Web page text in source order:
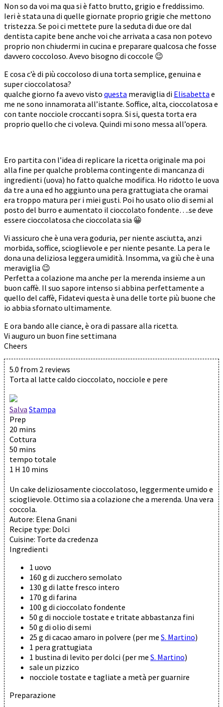
Non so da voi ma qua si è fatto brutto, grigio e freddissimo.
Ieri è stata una di quelle giornate proprio grigie che mettono
tristezza. Se poi ci mettete pure la seduta di due ore dal
dentista capite bene anche voi che arrivata a casa non potevo
proprio non chiudermi in cucina e preparare qualcosa che fosse
davvero coccoloso. Avevo bisogno di coccole 😉
E cosa c’è di più coccoloso di una torta semplice, genuina e
super cioccolatosa?
qualche giorno fa avevo visto questa meraviglia di Elisabetta e
me ne sono innamorata all’istante. Soffice, alta, cioccolatosa e
con tante nocciole croccanti sopra. Si si, questa torta era
proprio quello che ci voleva. Quindi mi sono messa all’opera.
Ero partita con l’idea di replicare la ricetta originale ma poi
alla fine per qualche problema contingente di mancanza di
ingredienti (uova) ho fatto qualche modifica. Ho ridotto le uova
da tre a una ed ho aggiunto una pera grattugiata che oramai
era troppo matura per i miei gusti. Poi ho usato olio di semi al
posto del burro e aumentato il cioccolato fondente….se deve
essere cioccolatosa che cioccolata sia 😀
Vi assicuro che è una vera goduria, per niente asciutta, anzi
morbida, soffice, scioglievole e per niente pesante. La pera le
dona una deliziosa leggera umidità. Insomma, va giù che è una
meraviglia 😉
Perfetta a colazione ma anche per la merenda insieme a un
buon caffè. Il suo sapore intenso si abbina perfettamente a
quello del caffè, Fidatevi questa è una delle torte più buone che
io abbia sfornato ultimamente.
E ora bando alle ciance, è ora di passare alla ricetta.
Vi auguro un buon fine settimana
Cheers
5.0 from 2 reviews
Torta al latte caldo cioccolato, nocciole e pere
Salva Stampa
Prep
20 mins
Cottura
50 mins
tempo totale
1 H 10 mins
Un cake deliziosamente cioccolatoso, leggermente umido e
scioglievole. Ottimo sia a colazione che a merenda. Una vera
coccola.
Autore: Elena Gnani
Recipe type: Dolci
Cuisine: Torte da credenza
Ingredienti
1 uovo
160 g di zucchero semolato
130 g di latte fresco intero
170 g di farina
100 g di cioccolato fondente
50 g di nocciole tostate e tritate abbastanza fini
50 g di olio di semi
25 g di cacao amaro in polvere (per me S. Martino)
1 pera grattugiata
1 bustina di levito per dolci (per me S. Martino)
sale un pizzico
nocciole tostate e tagliate a metà per guarnire
Preparazione